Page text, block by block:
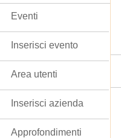
Eventi
Inserisci evento
Area utenti
Inserisci azienda
Approfondimenti